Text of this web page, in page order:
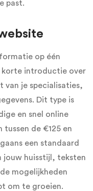
past.
op één
korte introductie over
van je specialisaties,
Dit type is
en snel online
de €125 en
een standaard
jouw huisstijl, teksten
mogelijkheden
om te groeien.